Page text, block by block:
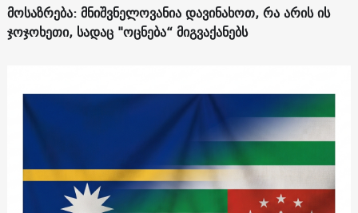
მოსაზრება: მნიშვნელოვანია დავინახოთ, რა არის ის
ჯოჯოხეთი, სადაც "ოცნება“ მიგვაქანებს